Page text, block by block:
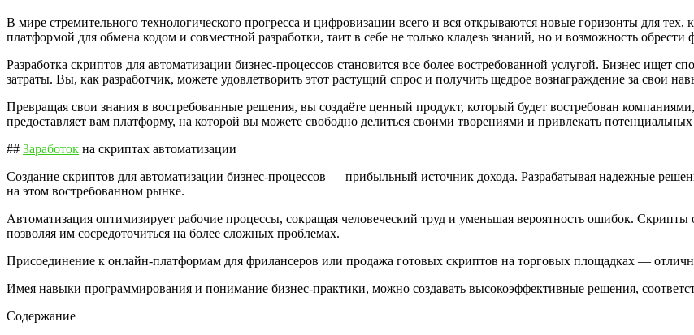
В мире стремительного технологического прогресса и цифровизации всего и вся открываются новые горизонты для
платформой для обмена кодом и совместной разработки, таит в себе не только кладезь знаний, но и возможность обрести
Разработка скриптов для автоматизации бизнес-процессов становится все более востребованной услугой. Бизнес ищет
затраты. Вы, как разработчик, можете удовлетворить этот растущий спрос и получить щедрое вознаграждение за свои
Превращая свои знания в востребованные решения, вы создаёте ценный продукт, который будет востребован
предоставляет вам платформу, на которой вы можете свободно делиться своими творениями и привлекать
## Заработок на скриптах автоматизации
Создание скриптов для автоматизации бизнес-процессов — прибыльный источник дохода. Разрабатывая надежные
на этом востребованном рынке.
Автоматизация оптимизирует рабочие процессы, сокращая человеческий труд и уменьшая вероятность ошибок.
позволяя им сосредоточиться на более сложных проблемах.
Присоединение к онлайн-платформам для фрилансеров или продажа готовых скриптов на торговых площадках —
Имея навыки программирования и понимание бизнес-практики, можно создавать высокоэффективные решения,
Содержание